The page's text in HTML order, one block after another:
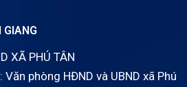
XÃ PHÚ TÂN
phòng HĐND và UBND xã Phú